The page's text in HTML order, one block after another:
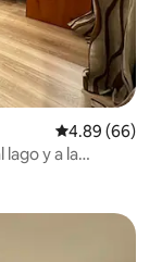
Calificación
4.89 (66)
y a la